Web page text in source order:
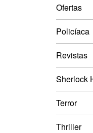
Ofertas
Policíaca
Revistas
Sherlock
Terror
Thriller